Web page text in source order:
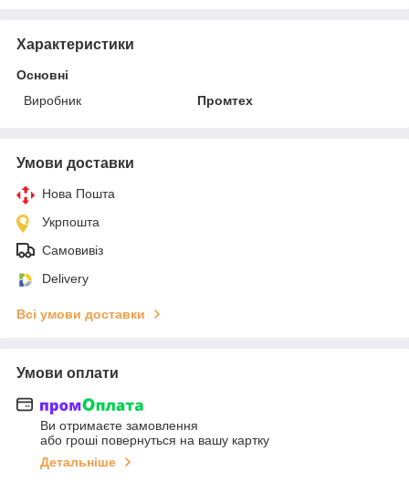
Характеристики
Основні
Виробник
Промтех
Умови доставки
Нова Пошта
Укрпошта
Самовивіз
Delivery
Всі умови доставки
Умови оплати
Ви отримаєте замовлення
або гроші повернуться на вашу картку
Детальніше